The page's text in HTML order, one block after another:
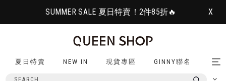
SUMMER SALE 夏日特賣！2件85折🔥 X
夏日特賣 NEW IN 現貨專區 GINNY聯名